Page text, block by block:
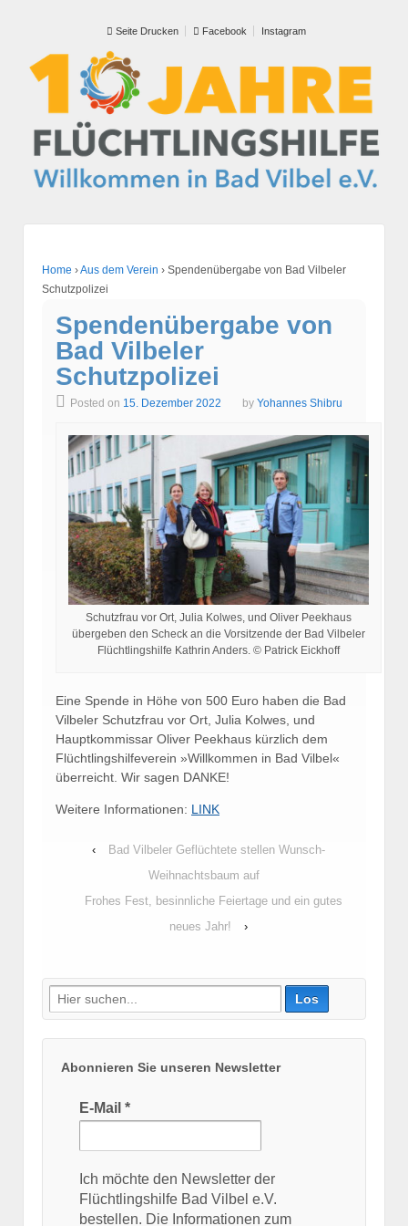
Seite Drucken Facebook Instagram
Home ›Aus dem Verein › Spendenübergabe von Bad Vilbeler
Schutzpolizei
Spendenübergabe von
Bad Vilbeler
Schutzpolizei
Posted on 15. Dezember 2022 by Yohannes Shibru
Schutzfrau vor Ort, Julia Kolwes, und Oliver Peekhaus
übergeben den Scheck an die Vorsitzende der Bad Vilbeler
Flüchtlingshilfe Kathrin Anders. © Patrick Eickhoff
Eine Spende in Höhe von 500 Euro haben die Bad
Vilbeler Schutzfrau vor Ort, Julia Kolwes, und
Hauptkommissar Oliver Peekhaus kürzlich dem
Flüchtlingshilfeverein »Willkommen in Bad Vilbel«
überreicht. Wir sagen DANKE!
Weitere Informationen: LINK
‹
Bad Vilbeler Geflüchtete stellen Wunsch-
Weihnachtsbaum auf
Frohes Fest, besinnliche Feiertage und ein gutes
neues Jahr!
›
Suche
nach:
Abonnieren Sie unseren Newsletter
E-Mail *
Ich möchte den Newsletter der
Flüchtlingshilfe Bad Vilbel e.V.
bestellen. Die Informationen zum